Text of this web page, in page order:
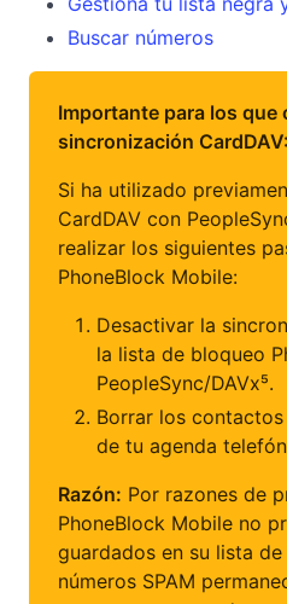
Buscar números
Importante para los que
sincronización CardDAV:
Si ha utilizado
CardDAV con
realizar los siguientes
PhoneBlock Mobile:
Desactivar la
la lista de bloqueo
PeopleSync/DAVx⁵.
Borrar los
de tu agenda
Razón: Por razones de
PhoneBlock Mobile no
guardados en su lista
números SPAM